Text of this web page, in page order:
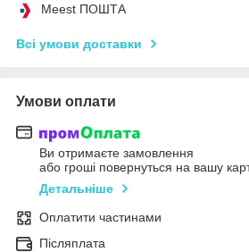
Meest ПОШТА
Всі умови доставки
Умови оплати
Ви отримаєте замовлення
або гроші повернуться на вашу
Детальніше
Оплатити частинами
Післяплата